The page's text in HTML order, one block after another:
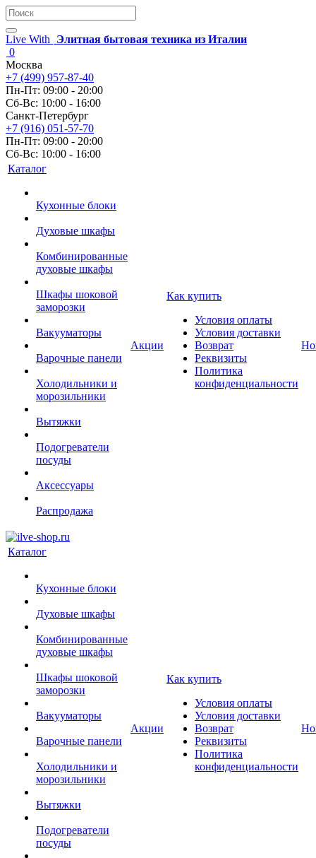
Live With
Элитная бытовая техника из Италии
0
Москва
+7 (499) 957-87-40
Пн-Пт: 09:00 - 20:00
Сб-Вс: 10:00 - 16:00
Санкт-Петербург
+7 (916) 051-57-70
Пн-Пт: 09:00 - 20:00
Сб-Вс: 10:00 - 16:00
Каталог
Кухонные блоки
Духовые шкафы
Комбинированные
духовые шкафы
Шкафы шоковой
заморозки
Вакууматоры
Варочные панели
Холодильники и
морозильники
Вытяжки
Подогреватели
посуды
Аксессуары
Распродажа
Акции
Как купить
Условия оплаты
Условия доставки
Возврат
Реквизиты
Политика
конфиденциальности
Каталог
Кухонные блоки
Духовые шкафы
Комбинированные
духовые шкафы
Шкафы шоковой
заморозки
Вакууматоры
Варочные панели
Холодильники и
морозильники
Вытяжки
Подогреватели
посуды
Акции
Как купить
Условия оплаты
Условия доставки
Возврат
Реквизиты
Политика
конфиденциальности